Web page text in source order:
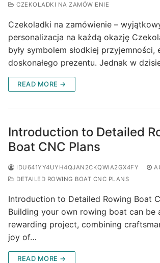
CZEKOLADKI NA ZAMÓWIENIE
Czekoladki na zamówienie –
personalizacja na każdą okazję
były symbolem słodkiej przyjemności,
doskonałego prezentu. Jednak w
READ MORE →
Introduction to Detailed
Boat CNC Plans
IDU641YY4UYH4QJAN2CKQWIA2GX4FY
DETAILED ROWING BOAT CNC PLANS
Introduction to Detailed Rowing Boat
Building your own rowing boat can be
rewarding project, combining
joy of…
READ MORE →